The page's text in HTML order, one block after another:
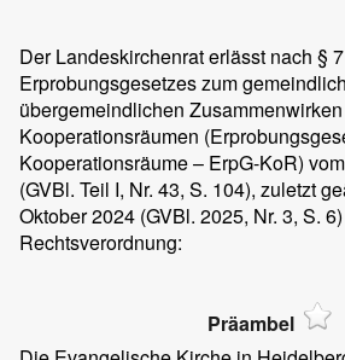
Der Landeskirchenrat erlässt nach §
Erprobungsgesetzes zum
übergemeindlichen
Kooperationsräumen
Kooperationsräume – ErpG-KoR)
(GVBl. Teil I, Nr. 43, S. 104), zuletzt
Oktober 2024 (GVBl. 2025, Nr. 3, S.
Rechtsverordnung:
Präambel